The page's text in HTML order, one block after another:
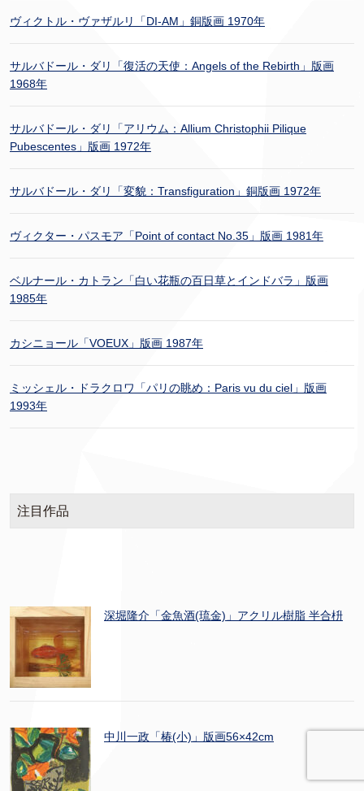
ヴィクトル・ヴァザルリ「DI-AM」銅版画 1970年
サルバドール・ダリ「復活の天使：Angels of the Rebirth」版画
1968年
サルバドール・ダリ「アリウム：Allium Christophii Pilique
Pubescentes」版画 1972年
サルバドール・ダリ「変貌：Transfiguration」銅版画 1972年
ヴィクター・パスモア「Point of contact No.35」版画 1981年
ベルナール・カトラン「白い花瓶の百日草とインドバラ」版画
1985年
カシニョール「VOEUX」版画 1987年
ミッシェル・ドラクロワ「パリの眺め：Paris vu du ciel」版画
1993年
注目作品
深堀隆介「金魚酒(琉金)」アクリル樹脂 半合枡
中川一政「椿(小)」版画56×42cm